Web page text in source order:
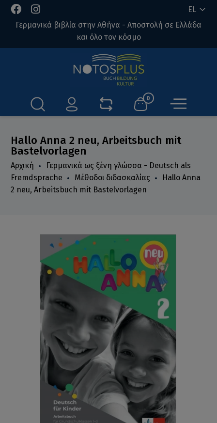
EL
Γερμανικά βιβλία στην Αθήνα - Αποστολή σε Ελλάδα
και όλο τον κόσμο
0
Hallo Anna 2 neu, Arbeitsbuch mit
Bastelvorlagen
Αρχική
Γερμανικά ως ξένη γλώσσα - Deutsch als
Fremdsprache
Μέθοδοι διδασκαλίας
Hallo Anna
2 neu, Arbeitsbuch mit Bastelvorlagen